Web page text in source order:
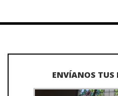
ENVÍANOS TUS